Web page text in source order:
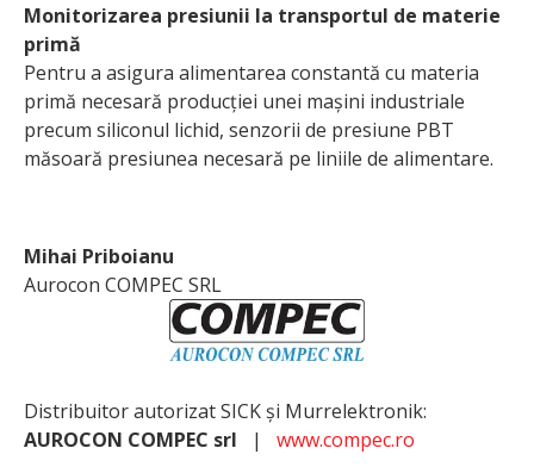
Monitorizarea presiunii la transportul de materie
primă
Pentru a asigura alimentarea constantă cu materia
primă necesară producției unei mașini industriale
precum siliconul lichid, senzorii de presiune PBT
măsoară presiunea necesară pe liniile de alimentare.
Mihai Priboianu
Aurocon COMPEC SRL
Distribuitor autorizat SICK și Murrelektronik:
AUROCON COMPEC srl
| www.compec.ro